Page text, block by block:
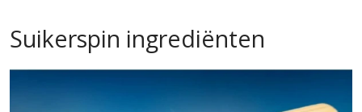
Suikerspin ingrediënten